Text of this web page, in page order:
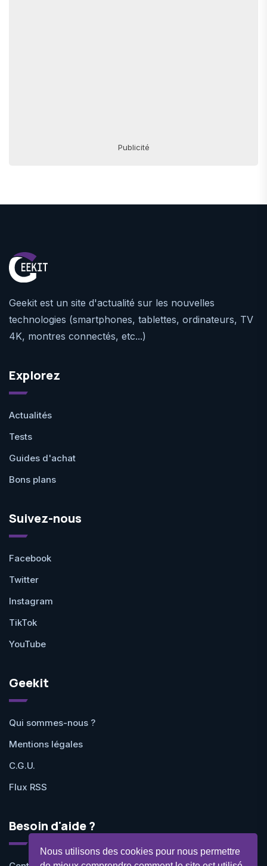
Nous utilisons des cookies pour nous permettre
Publicité
Geekit est un site d'actualité sur les nouvelles
technologies (smartphones, tablettes, ordinateurs, TV
4K, montres connectés, etc...)
Explorez
Actualités
Tests
Guides d'achat
Bons plans
Suivez-nous
Facebook
Twitter
Instagram
TikTok
YouTube
Geekit
Qui sommes-nous ?
Mentions légales
C.G.U.
Flux RSS
Besoin d'aide ?